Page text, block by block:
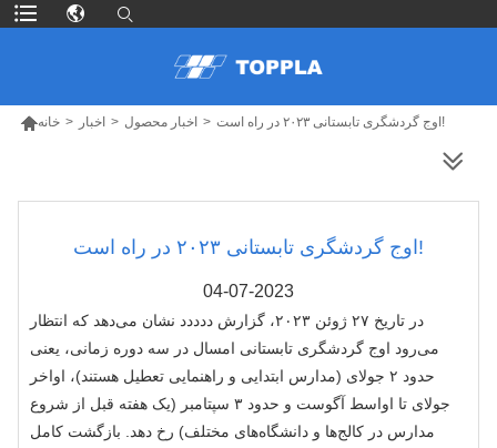
خانه > اخبار > اخبار محصول > اوج گردشگری تابستانی ۲۰۲۳ در راه است!
اوج گردشگری تابستانی ۲۰۲۳ در راه است!
04-07-2023
در تاریخ ۲۷ ژوئن ۲۰۲۳، گزارش ددددد نشان می‌دهد که انتظار
می‌رود اوج گردشگری تابستانی امسال در سه دوره زمانی، یعنی
حدود ۲ جولای (مدارس ابتدایی و راهنمایی تعطیل هستند)، اواخر
جولای تا اواسط آگوست و حدود ۳ سپتامبر (یک هفته قبل از شروع
مدارس در کالج‌ها و دانشگاه‌های مختلف) رخ دهد. بازگشت کامل